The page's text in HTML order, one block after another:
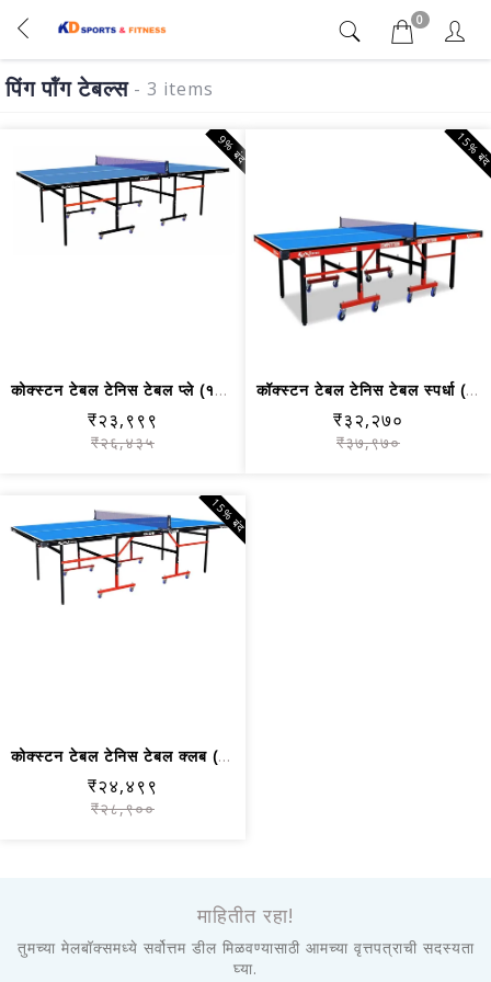
0
पिंग पॉंग टेबल्स - 3 items
कोक्स्टन टेबल टेनिस टेबल प्ले (१८ मिमी)
₹२३,९९९
₹२६,४३५
9% बंद
कॉक्स्टन टेबल टेनिस टेबल स्पर्धा (२५ मिमी)
₹३२,२७०
₹३७,९७०
15%
कोक्स्टन टेबल टेनिस टेबल क्लब (१८ मिमी)
₹२४,४९९
₹२८,९००
15% बंद
माहितीत रहा!
तुमच्या मेलबॉक्समध्ये सर्वोत्तम डील मिळवण्यासाठी आमच्या वृत्तपत्राची सदस्यता
घ्या.